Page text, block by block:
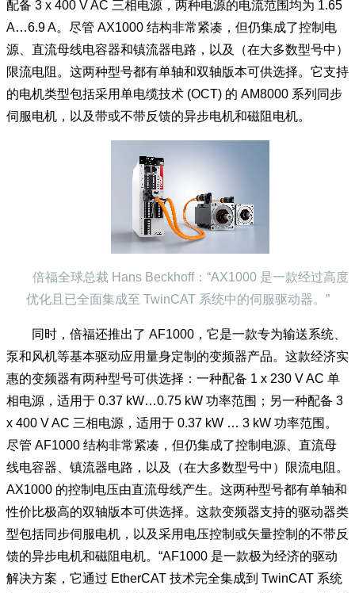
配备 3 x 400 V AC 三相电源，两种电源的电流范围均为 1.65
A…6.9 A。尽管 AX1000 结构非常紧凑，但仍集成了控制电
源、直流母线电容器和镇流器电路，以及（在大多数型号中）
限流电阻。这两种型号都有单轴和双轴版本可供选择。它支持
的电机类型包括采用单电缆技术 (OCT) 的 AM8000 系列同步
伺服电机，以及带或不带反馈的异步电机和磁阻电机。
倍福全球总裁 Hans Beckhoff：“AX1000 是一款经过高度
优化且已全面集成至 TwinCAT 系统中的伺服驱动器。”
同时，倍福还推出了 AF1000，它是一款专为输送系统、
泵和风机等基本驱动应用量身定制的变频器产品。这款经济实
惠的变频器有两种型号可供选择：一种配备 1 x 230 V AC 单
相电源，适用于 0.37 kW…0.75 kW 功率范围；另一种配备 3
x 400 V AC 三相电源，适用于 0.37 kW … 3 kW 功率范围。
尽管 AF1000 结构非常紧凑，但仍集成了控制电源、直流母
线电容器、镇流器电路，以及（在大多数型号中）限流电阻。
AX1000 的控制电压由直流母线产生。这两种型号都有单轴和
性价比极高的双轴版本可供选择。这款变频器支持的驱动器类
型包括同步伺服电机，以及采用电压控制或矢量控制的不带反
馈的异步电机和磁阻电机。“AF1000 是一款极为经济的驱动
解决方案，它通过 EtherCAT 技术完全集成到 TwinCAT 系统